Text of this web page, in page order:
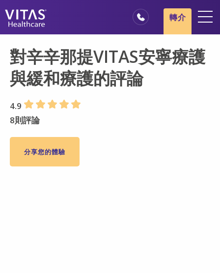
安寧療護基本概述
我們的服務
醫療服務專業人員
轉介
對辛辛那提VITAS安寧療護
與緩和療護的評論
4.9
8則評論
分享您的體驗